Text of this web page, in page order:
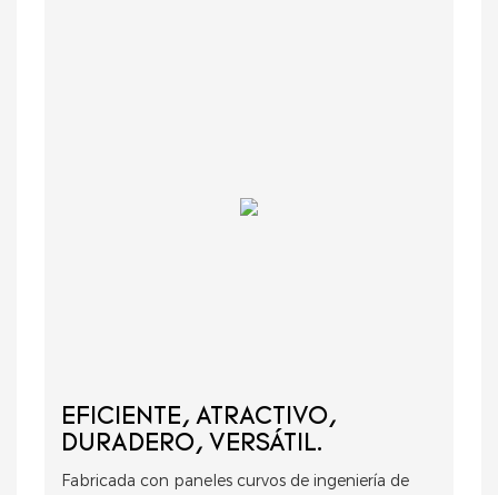
EFICIENTE, ATRACTIVO,
DURADERO, VERSÁTIL.
Fabricada con paneles curvos de ingeniería de